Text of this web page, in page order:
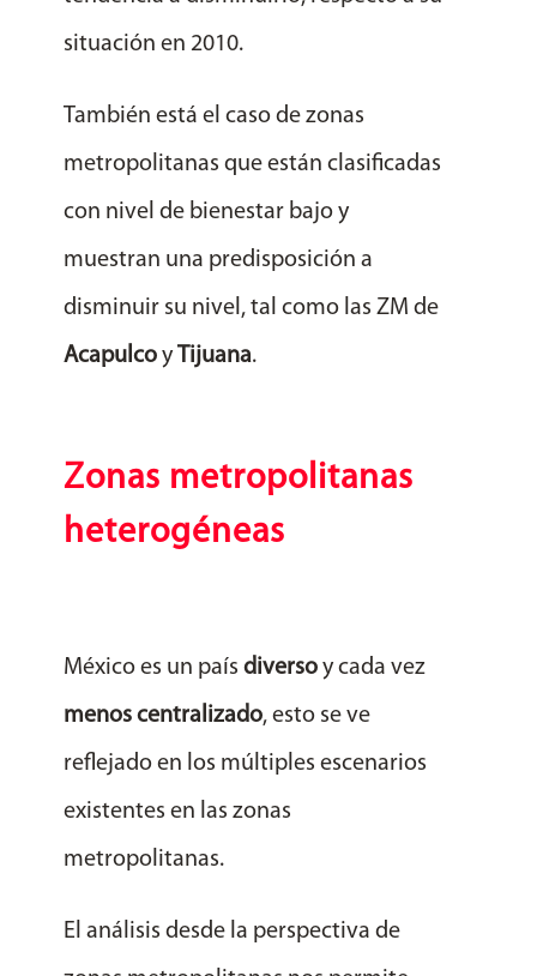
situación en 2010.
También está el caso de zonas
metropolitanas que están clasificadas
con nivel de bienestar bajo y
muestran una predisposición a
disminuir su nivel, tal como las ZM de
AcapulcoyTijuana.
Zonas metropolitanas
heterogéneas
México es un paísdiverso y cada vez
menos centralizado, esto se ve
reflejado en los múltiples escenarios
existentes en las zonas
metropolitanas.
El análisis desde la perspectiva de